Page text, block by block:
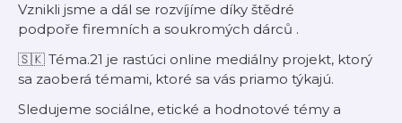
Vznikli jsme a dál se rozvíjíme díky štědré
podpoře firemních a soukromých dárců .
🇸🇰 Téma.21 je rastúci online mediálny projekt, ktorý
sa zaoberá témami, ktoré sa vás priamo týkajú.
Sledujeme sociálne, etické a hodnotové témy a